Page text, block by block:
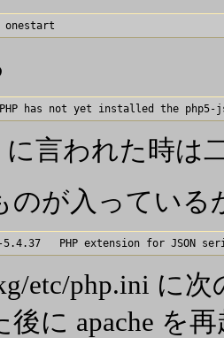
言われた時は
のが入っている
etc/php.ini に
後に apache を